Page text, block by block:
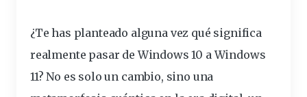
¿Te has planteado alguna vez qué significa
realmente pasar de Windows 10 a Windows
11? No es solo un cambio, sino una